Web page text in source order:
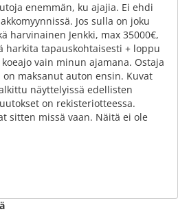
enemmän, ku ajajia. Ei ehdi
Jos sulla on joku
harvinainen Jenkki, max 35000€,
harkita tapauskohtaisesti + loppu
vain minun ajamana. Ostaja
maksanut auton ensin. Kuvat
näyttelyissä edellisten
on rekisteriotteessa.
sitten missä vaan. Näitä ei ole